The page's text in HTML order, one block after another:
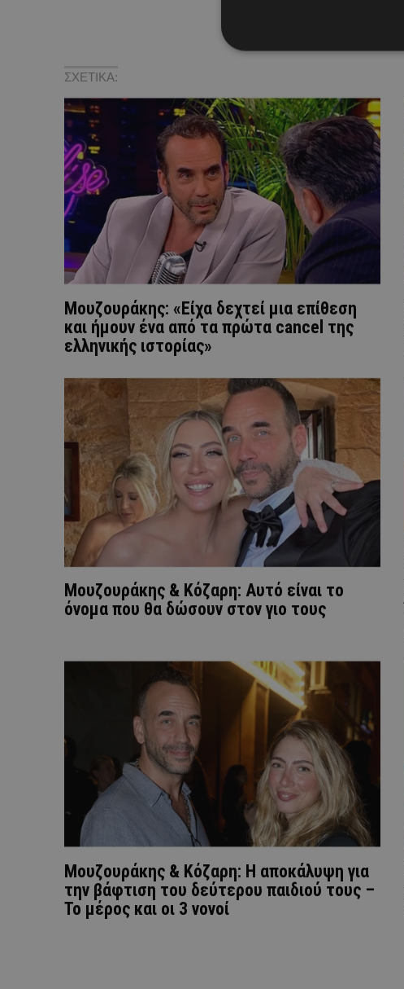
ΣΧΕΤΙΚΑ:
Μουζουράκης: «Είχα δεχτεί μια επίθεση
και ήμουν ένα από τα πρώτα cancel της
ελληνικής ιστορίας»
Μουζουράκης & Κόζαρη: Αυτό είναι το
όνομα που θα δώσουν στον γιο τους
Μουζουράκης & Κόζαρη: Η αποκάλυψη για
την βάφτιση του δεύτερου παιδιού τους –
Το μέρος και οι 3 νονοί